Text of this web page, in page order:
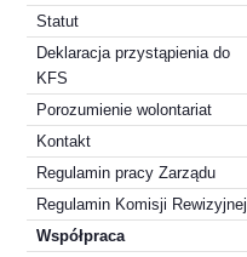
Statut
Deklaracja przystąpienia do
KFS
Porozumienie wolontariat
Kontakt
Regulamin pracy Zarządu
Regulamin Komisji Rewizyjnej
Współpraca